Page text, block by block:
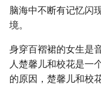
脑海中不断有记忆闪
境。
身穿百褶裙的女生是
人楚馨儿和校花是一
的原因，楚馨儿和校